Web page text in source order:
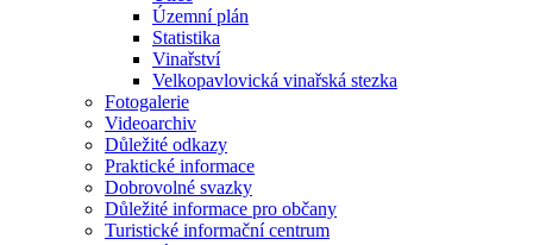
Územní plán
Statistika
Vinařství
Velkopavlovická vinařská stezka
Fotogalerie
Videoarchiv
Důležité odkazy
Praktické informace
Dobrovolné svazky
Důležité informace pro občany
Turistické informační centrum